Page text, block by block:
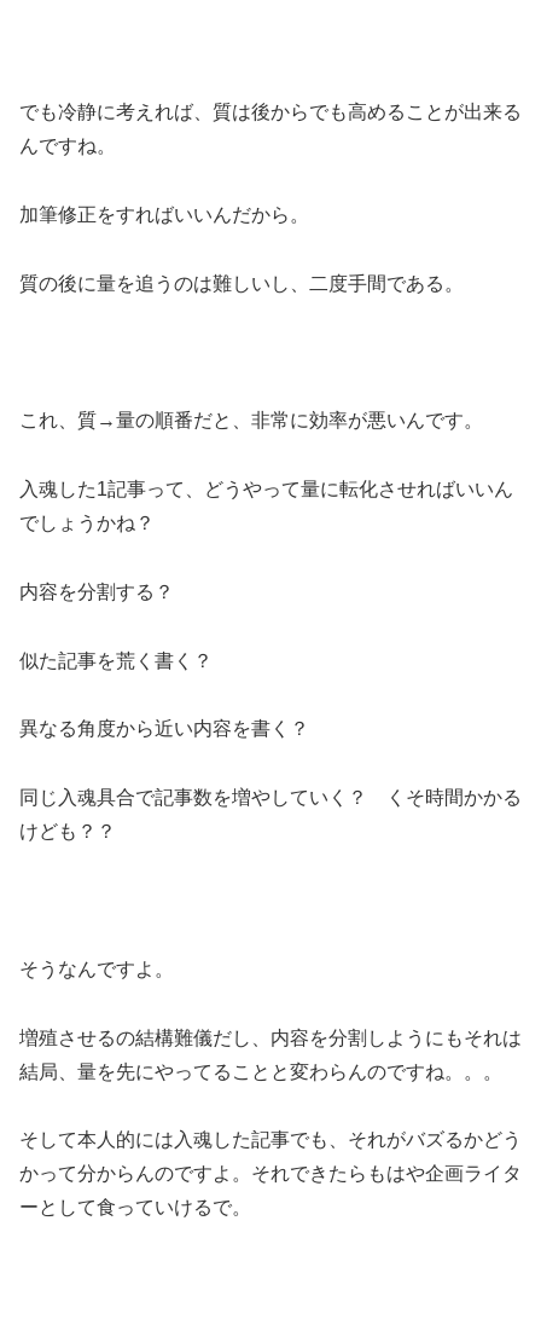
でも冷静に考えれば、質は後からでも高めることが出来る
んですね。
加筆修正をすればいいんだから。
質の後に量を追うのは難しいし、二度手間である。
これ、質→量の順番だと、非常に効率が悪いんです。
入魂した1記事って、どうやって量に転化させればいいん
でしょうかね？
内容を分割する？
似た記事を荒く書く？
異なる角度から近い内容を書く？
同じ入魂具合で記事数を増やしていく？ くそ時間かかる
けども？？
そうなんですよ。
増殖させるの結構難儀だし、内容を分割しようにもそれは
結局、量を先にやってることと変わらんのですね。。。
そして本人的には入魂した記事でも、それがバズるかどう
かって分からんのですよ。それできたらもはや企画ライタ
ーとして食っていけるで。